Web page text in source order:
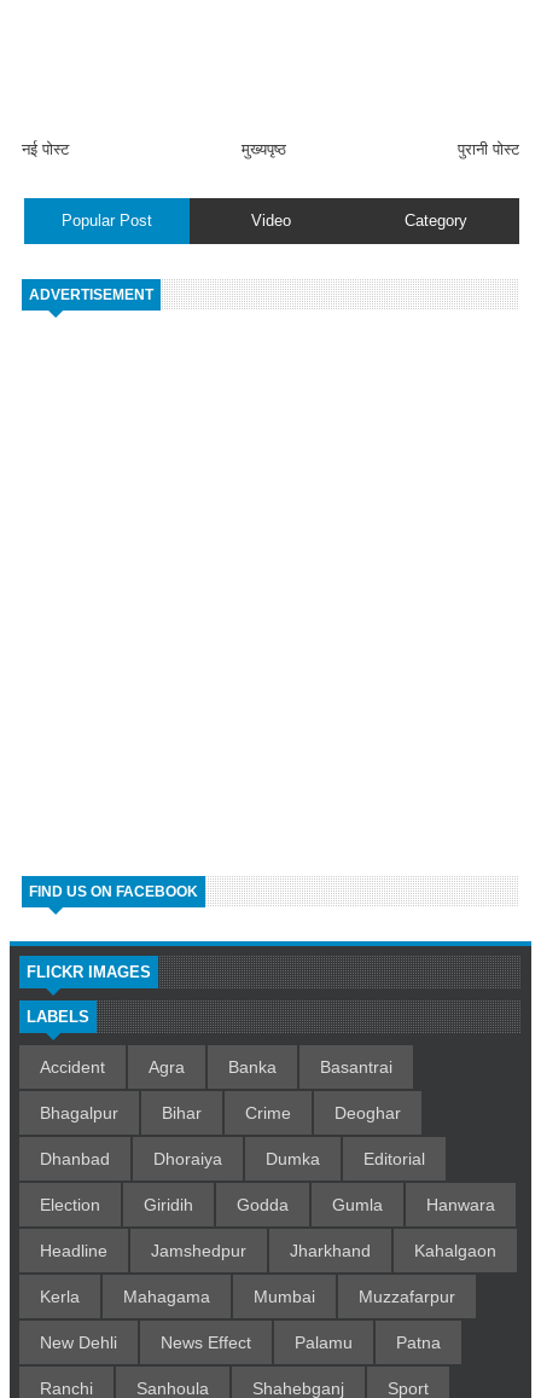
नई पोस्ट पुरानी पोस्ट
मुख्यपृष्ठ
Popular Post Video Category
ADVERTISEMENT
FIND US ON FACEBOOK
FLICKR IMAGES
LABELS
Accident Agra Banka Basantrai
Bhagalpur Bihar Crime Deoghar
Dhanbad Dhoraiya Dumka Editorial
Election Giridih Godda Gumla Hanwara
Headline Jamshedpur Jharkhand Kahalgaon
Kerla Mahagama Mumbai Muzzafarpur
New Dehli News Effect Palamu Patna
Ranchi Sanhoula Shahebganj Sport